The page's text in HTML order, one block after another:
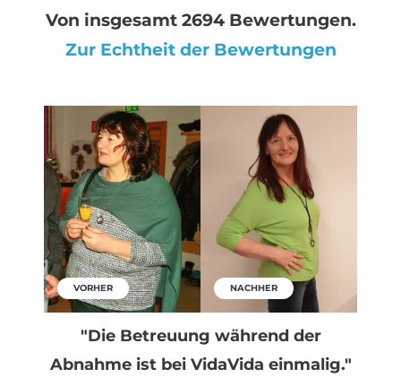
Von insgesamt 2694 Bewertungen.
Zur Echtheit der Bewertungen
VORHER NACHHER
"Die Betreuung während der
Abnahme ist bei VidaVida einmalig."